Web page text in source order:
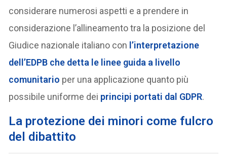
considerare numerosi aspetti e a prendere in
considerazione l’allineamento tra la posizione del
Giudice nazionale italiano con l’interpretazione
dell’EDPB che detta le linee guida a livello
comunitario per una applicazione quanto più
possibile uniforme dei principi portati dal GDPR.
La protezione dei minori come fulcro
del dibattito